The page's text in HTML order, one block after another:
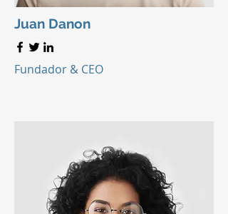
Juan Danon
Fundador & CEO